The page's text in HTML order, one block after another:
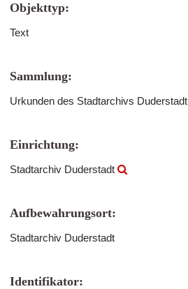
Objekttyp:
Text
Sammlung:
Urkunden des Stadtarchivs Duderstadt
Einrichtung:
Stadtarchiv Duderstadt
Aufbewahrungsort:
Stadtarchiv Duderstadt
Identifikator: